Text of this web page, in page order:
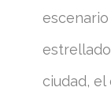
ciudad,